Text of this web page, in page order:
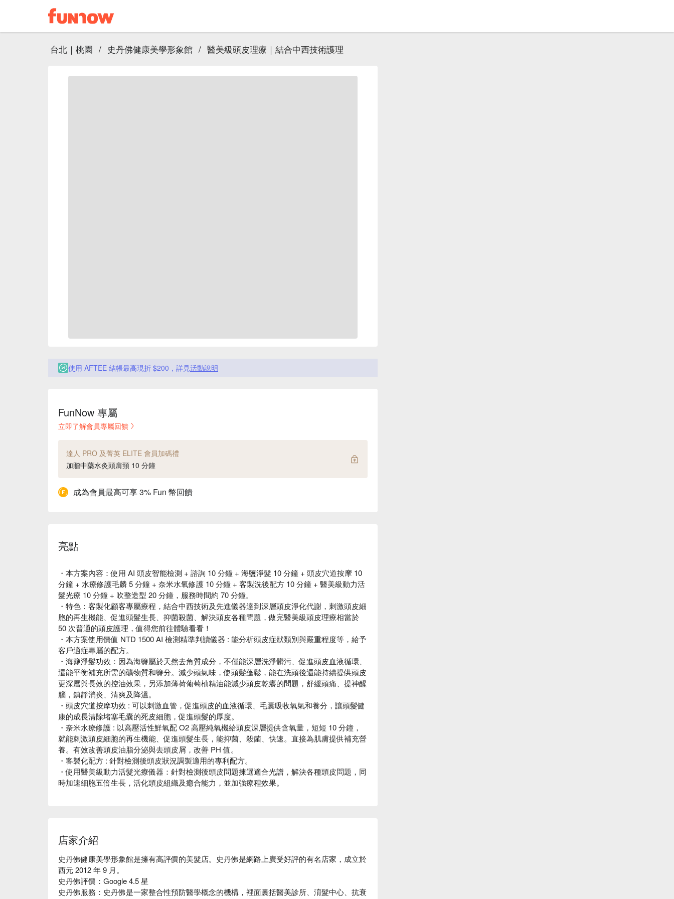
台北｜桃園 / 史丹佛健康美學形象館 / 醫美級頭皮理療｜結合中西技術護理
使用 AFTEE 結帳最高現折 $200，詳見活動說明
FunNow 專屬
立即了解會員專屬回饋
達人 PRO 及菁英 ELITE 會員加碼禮
加贈中藥水灸頭肩頸 10 分鐘
成為會員最高可享 3% Fun 幣回饋
亮點
・本方案內容：使用 AI 頭皮智能檢測 + 諮詢 10 分鐘 + 海鹽淨髮 10 分鐘 + 頭皮穴道按摩 10
分鐘 + 水療修護毛麟 5 分鐘 + 奈米水氧修護 10 分鐘 + 客製洗後配方 10 分鐘 + 醫美級動力活
髮光療 10 分鐘 + 吹整造型 20 分鐘，服務時間約 70 分鐘。
・特色：客製化顧客專屬療程，結合中西技術及先進儀器達到深層頭皮淨化代謝，刺激頭皮細
胞的再生機能、促進頭髮生長、抑菌殺菌、解決頭皮各種問題，做完醫美級頭皮理療相當於
50 次普通的頭皮護理，值得您前往體驗看看！
・本方案使用價值 NTD 1500 AI 檢測精準判讀儀器 : 能分析頭皮症狀類別與嚴重程度等，給予
客戶適症專屬的配方。
・海鹽淨髮功效：因為海鹽屬於天然去角質成分，不僅能深層洗淨髒污、促進頭皮血液循環、
還能平衡補充所需的礦物質和鹽分。減少頭氣味，使頭髮蓬鬆，能在洗頭後還能持續提供頭皮
更深層與長效的控油效果，另添加薄荷葡萄柚精油能減少頭皮乾癢的問題，舒緩頭痛、提神醒
腦，鎮靜消炎、清爽及降溫。
・頭皮穴道按摩功效 : 可以刺激血管，促進頭皮的血液循環、毛囊吸收氧氣和養分，讓頭髮健
康的成長清除堵塞毛囊的死皮細胞，促進頭髮的厚度。
・奈米水療修護 : 以高壓活性鮮氧配 O2 高壓純氧機給頭皮深層提供含氧量，短短 10 分鐘，
就能刺激頭皮細胞的再生機能、促進頭髮生長，能抑菌、殺菌、快速。直接為肌膚提供補充營
養。有效改善頭皮油脂分泌與去頭皮屑，改善 PH 值。
・客製化配方 : 針對檢測後頭皮狀況調製適用的專利配方。
・使用醫美級動力活髮光療儀器：針對檢測後頭皮問題揀選適合光譜，解決各種頭皮問題，同
時加速細胞五倍生長，活化頭皮組織及癒合能力，並加強療程效果。
店家介紹
史丹佛健康美學形象館是擁有高評價的美髮店。史丹佛是網路上廣受好評的有名店家，成立於
西元 2012 年 9 月。
史丹佛評價：Google 4.5 星
史丹佛服務：史丹佛是一家整合性預防醫學概念的機構，裡面囊括醫美診所、淯髮中心、抗衰